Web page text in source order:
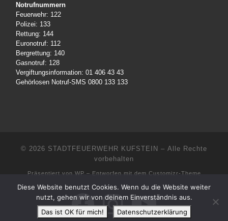
Notrufnummern
Feuerwehr: 122
Polizei: 133
Rettung: 144
Euronotruf: 112
Bergrettung: 140
Gasnotruf: 128
Vergiftungsinformation: 01 406 43 43
Gehörlosen Notruf-SMS 0800 133 133
© 2026 STADTFEUERWEHR KUFSTEIN – Alle Rechte
vorbehalten
Präsentiert von WP – Entworfen mit dem Customizr-Theme
Diese Website benutzt Cookies. Wenn du die Website weiter
nutzt, gehen wir von deinem Einverständnis aus.
Das ist OK für mich!
Datenschutzerklärung